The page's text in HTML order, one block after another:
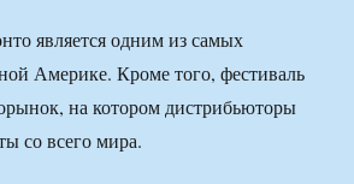
является одним из самых
Америке. Кроме того, фестиваль
на котором дистрибьюторы
со всего мира.